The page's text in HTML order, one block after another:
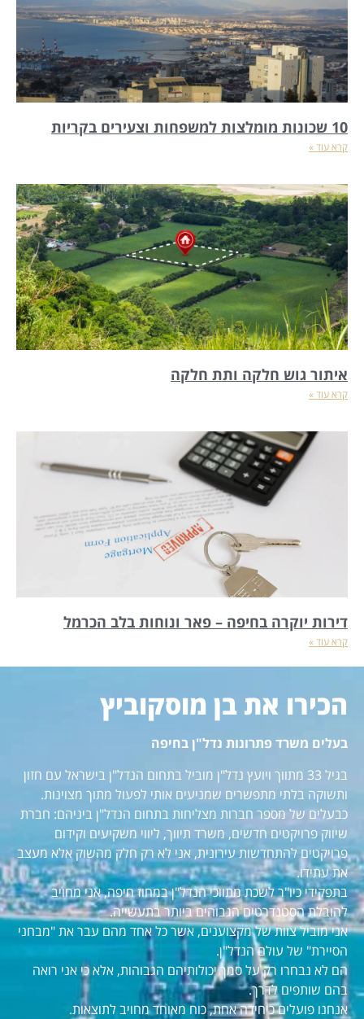
10 שכונות מומלצות למשפחות וצעירים בקריות
קרא עוד »
איתור גוש חלקה ותת חלקה
קרא עוד »
דירות יוקרה בחיפה – פאר ונוחות בלב הכרמל
קרא עוד »
הכירו את בן מוסקוביץ
בעלים משרד פתרונות נדל"ן בחיפה
בגיל 33 מתווך ויועץ נדל"ן מוביל בתחום הנדל"ן בישראל עם חזון
ותשוקה בלתי מתפשרים שמניעים אותי לפעול מתוך מצוינות.
כבעלים של מספר חברות מצליחות בתחום הנדל"ן ביניהם: חברת
שיווק פרויקטים חדשים, משרד תיווך, ליווי משקיעים וקידום
פרויקטים להתחדשות עירונית, אני לא רק חלק מהשוק אלא מעצב
את עתידו.
בתפקידי כיו"ר לשכת מתווכי הנדל"ן במחוז חיפה, אני מחויב
להובלת הסטנדרטים הגבוהים ביותר בתעשייה.
אני מוביל צוות של מקצוענים, אשר כל אחד מהם עבר את "מבחני
הסיירת" של עולם הנדל"ן.
הם לא נבחרו רק על סמך יכולותיהם הגבוהות, אלא כי אני רואה
בהם שותפים לדרך.
אנחנו פועלים כיחידה אחת, כוח מאוחד מחויב לתוצאות.